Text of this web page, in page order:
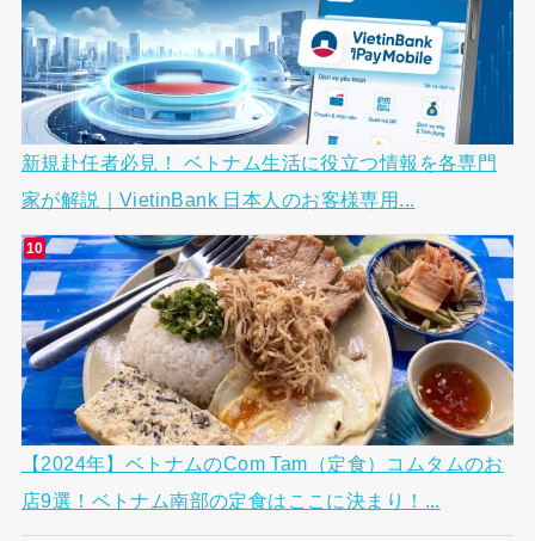
新規赴任者必見！ ベトナム生活に役立つ情報を各専門
家が解説｜VietinBank 日本人のお客様専用...
【2024年】ベトナムのCom Tam（定食）コムタムのお
店9選！ベトナム南部の定食はここに決まり！...